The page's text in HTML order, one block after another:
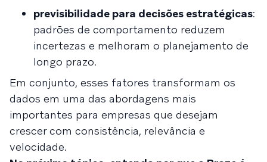
previsibilidade para decisões estratégicas:
padrões de comportamento reduzem
incertezas e melhoram o planejamento de
longo prazo.
Em conjunto, esses fatores transformam os
dados em uma das abordagens mais
importantes para empresas que desejam
crescer com consistência, relevância e
velocidade.